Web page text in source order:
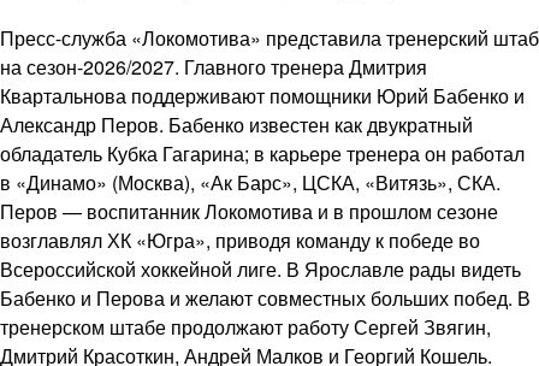
Пресс-служба «Локомотива» представила тренерский штаб
на сезон-2026/2027. Главного тренера Дмитрия
Квартальнова поддерживают помощники Юрий Бабенко и
Александр Перов. Бабенко известен как двукратный
обладатель Кубка Гагарина; в карьере тренера он работал
в «Динамо» (Москва), «Ак Барс», ЦСКА, «Витязь», СКА.
Перов — воспитанник Локомотива и в прошлом сезоне
возглавлял ХК «Югра», приводя команду к победе во
Всероссийской хоккейной лиге. В Ярославле рады видеть
Бабенко и Перова и желают совместных больших побед. В
тренерском штабе продолжают работу Сергей Звягин,
Дмитрий Красоткин, Андрей Малков и Георгий Кошель.